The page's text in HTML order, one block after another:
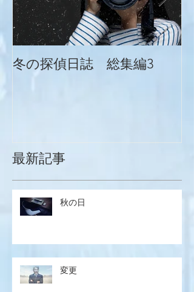
冬の探偵日誌 総集編3
最新記事
秋の日
変更